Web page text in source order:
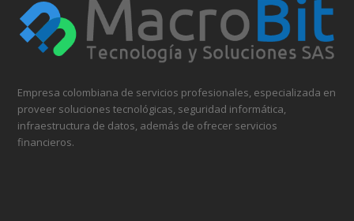
Empresa colombiana de servicios profesionales, especializada en
proveer soluciones tecnológicas, seguridad informática,
infraestructura de datos, además de ofrecer servicios
financieros.